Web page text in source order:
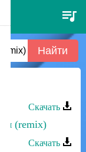
Скачать
(remix)
Скачать